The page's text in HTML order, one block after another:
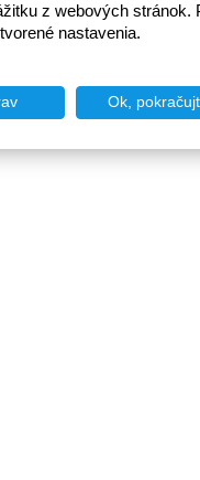
z webových stránok.
nastavenia.
Ok,